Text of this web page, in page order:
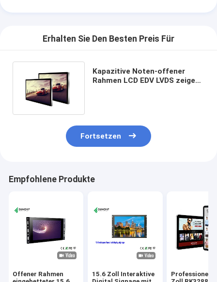
Erhalten Sie Den Besten Preis Für
Kapazitive Noten-offener
Rahmen LCD EDV LVDS zeigen
Fortsetzen
Empfohlene Produkte
Offener Rahmen
15.6 Zoll Interaktive
Professionelle